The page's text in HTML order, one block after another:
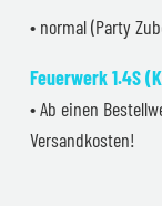
• normal (Party
Feuerwerk 1.4S
• Ab einen
Versandkosten!